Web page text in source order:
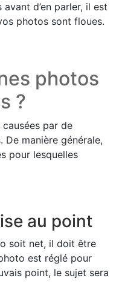
d’en parler, il est
photos sont floues.
photos
?
par de
De manière générale,
pour lesquelles
au point
soit net, il doit être
est réglé pour
point, le sujet sera